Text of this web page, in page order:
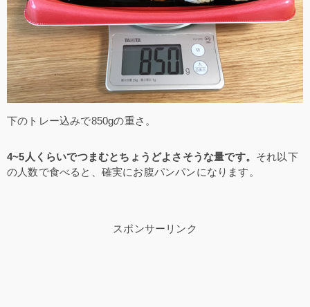
下のトレー込みで850gの重さ。
4~5人くらいでつまむとちょうどよさそうな量です。 それ以下
の人数で食べると、確実にお腹パンパンになります。
スポンサーリンク